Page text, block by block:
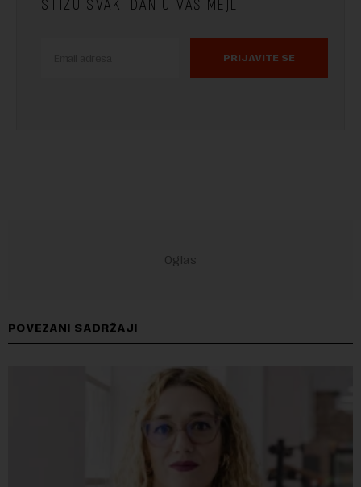
STIŽU SVAKI DAN U VAŠ MEJL.
PRIJAVITE SE
POVEZANI SADRŽAJI